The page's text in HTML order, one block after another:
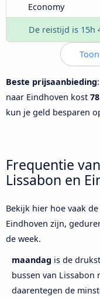
Economy
De reistijd is 15h
Beste prijsaanbieding
naar Eindhoven kost
kun je geld besparen
Frequentie
Lissabon en
Bekijk hier hoe vaak
Eindhoven zijn,
de week.
maandag is de
bussen van Lissabon
daarentegen de